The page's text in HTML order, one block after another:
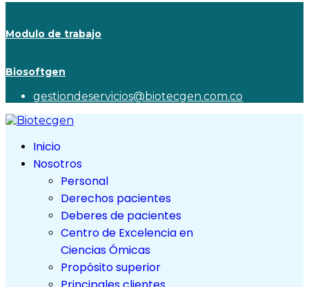
Modulo de trabajo
Biosoftgen
gestiondeservicios@biotecgen.com.co
Inicio
Nosotros
Personal
Derechos pacientes
Deberes de pacientes
Centro de Excelencia en
Ciencias Ómicas
Propósito superior